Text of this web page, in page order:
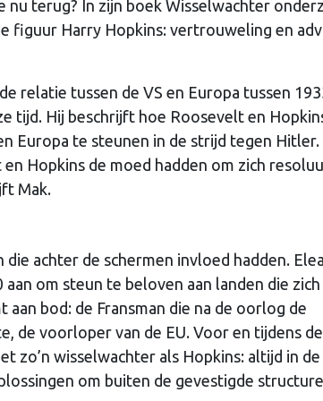
terug? In zijn boek Wisselwachter
figuur Harry Hopkins: vertrouweling en
relatie tussen de VS en Europa tussen
tijd. Hij beschrijft hoe Roosevelt en
Europa te steunen in de strijd tegen Hitler.
Hopkins de moed hadden om zich
Mak.
achter de schermen invloed hadden.
om steun te beloven aan landen die zich
bod: de Fransman die na de oorlog de
de voorloper van de EU. Voor en tijdens de
zo’n wisselwachter als Hopkins: altijd in de
om buiten de gevestigde